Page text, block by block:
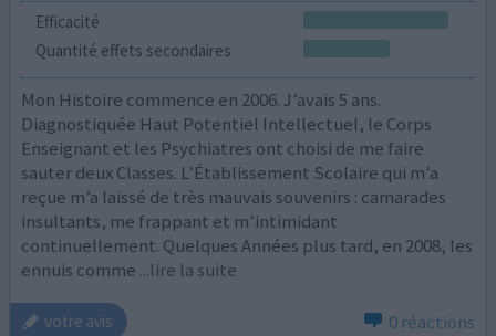
Efficacité
Quantité effets secondaires
Mon Histoire commence en 2006. J’avais 5 ans.
Diagnostiquée Haut Potentiel Intellectuel, le Corps
Enseignant et les Psychiatres ont choisi de me faire
sauter deux Classes. L’Établissement Scolaire qui m’a
reçue m’a laissé de très mauvais souvenirs : camarades
insultants, me frappant et m’intimidant
continuellement. Quelques Années plus tard, en 2008, les
ennuis comme ...lire la suite
votre avis 0 réactions